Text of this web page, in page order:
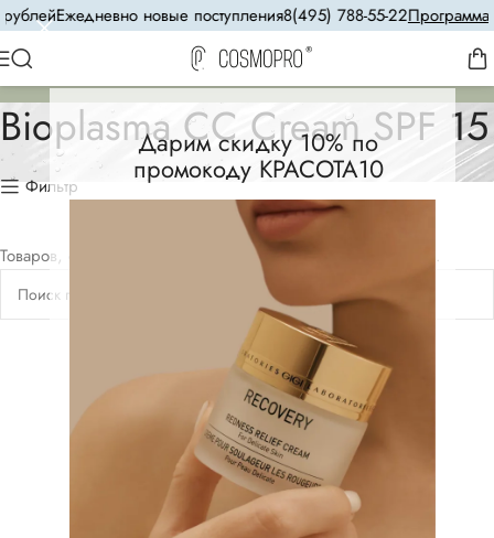
Дарим скидку 10% по
промокоду КРАСОТА10
Ежедневно новые поступления8(495) 788-55-22Программа
Bioplasma CC Cream SPF 15
Фильтр
Товаров, соответствующих вашему запросу, не обнаружено.